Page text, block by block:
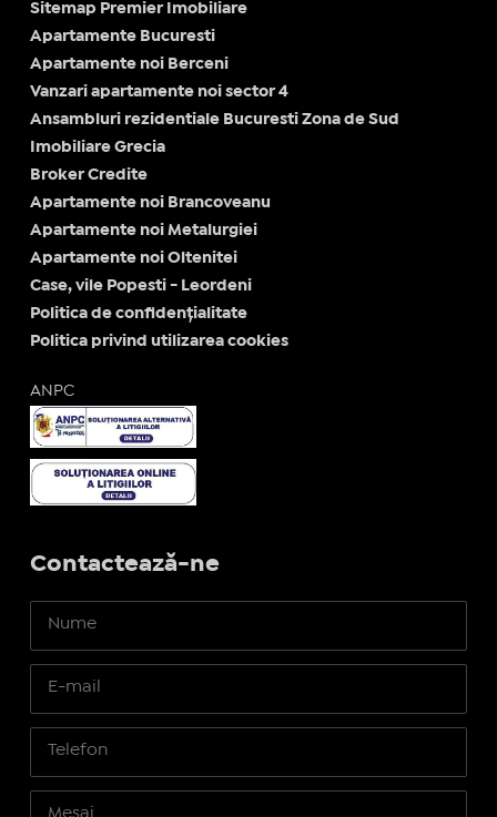
Sitemap Premier Imobiliare
Apartamente Bucuresti
Apartamente noi Berceni
Vanzari apartamente noi sector 4
Ansambluri rezidentiale Bucuresti Zona de Sud
Imobiliare Grecia
Broker Credite
Apartamente noi Brancoveanu
Apartamente noi Metalurgiei
Apartamente noi Oltenitei
Case, vile Popesti - Leordeni
Politica de confidențialitate
Politica privind utilizarea cookies
ANPC
Contactează-ne